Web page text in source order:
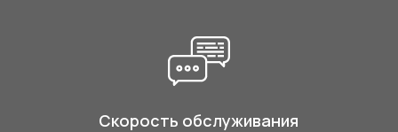
Скорость обслуживания